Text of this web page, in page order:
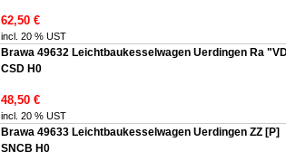
62,50 €
incl. 20 % UST
Brawa 49632 Leichtbaukesselwagen Uerdingen Ra
CSD H0
48,50 €
incl. 20 % UST
Brawa 49633 Leichtbaukesselwagen Uerdingen ZZ [P]
SNCB H0